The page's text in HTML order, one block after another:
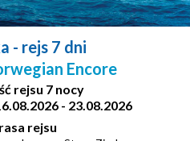
- rejs 7 dni
Encore
rejsu 7 nocy
- 23.08.2026
rejsu